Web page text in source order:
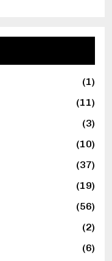
(1)
(11)
(3)
(10)
(37)
(19)
(56)
(2)
(6)